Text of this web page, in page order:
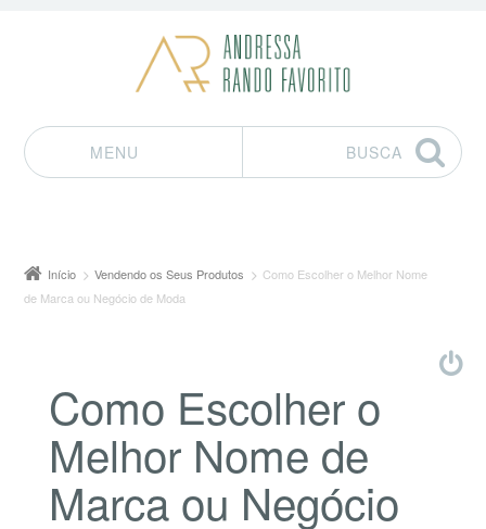
MENU
BUSCA
Início Vendendo os Seus Produtos
Como Escolher o Melhor Nome
de Marca ou Negócio de Moda
Como Escolher o
Melhor Nome de
Marca ou Negócio